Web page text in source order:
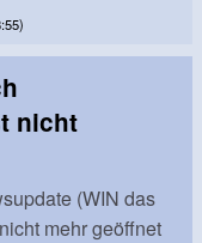
nicht
(WIN das
mehr geöffnet